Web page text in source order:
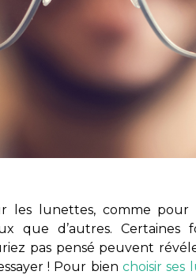
les lunettes, comme pour
que d’autres. Certaines
pas pensé peuvent
! Pour bienchoisir ses